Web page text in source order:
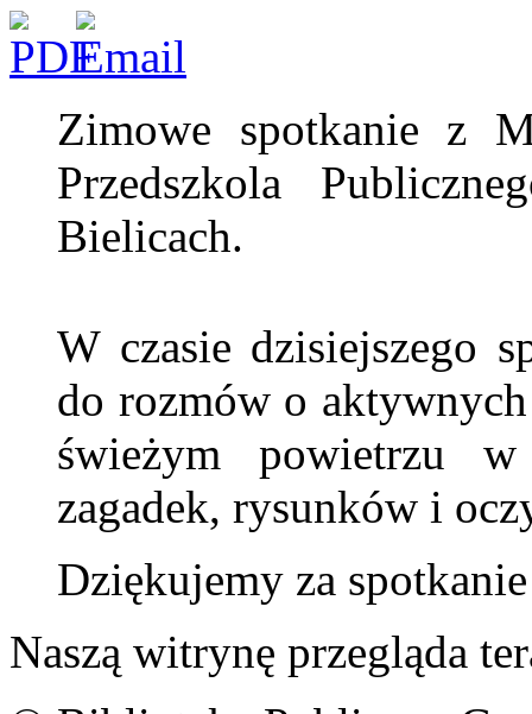
Zimowe spotkanie z
Przedszkola
Bielicach.
W czasie dzisiejszego
do rozmów o aktywnych
świeżym powietrzu
zagadek, rysunków i
Dziękujemy za
Naszą witrynę przegląda